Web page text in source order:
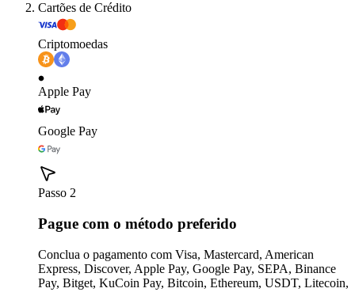
Cartões de Crédito
Criptomoedas
Apple Pay
Google Pay
Passo 2
Pague com o método preferido
Conclua o pagamento com Visa, Mastercard, American
Express, Discover, Apple Pay, Google Pay, SEPA, Binance
Pay, Bitget, KuCoin Pay, Bitcoin, Ethereum, USDT, Litecoin,